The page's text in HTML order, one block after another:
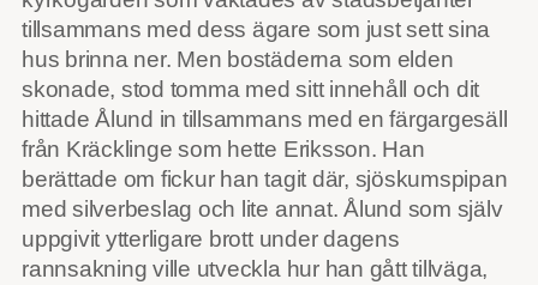
tillsammans med dess ägare som just sett sina
hus brinna ner. Men bostäderna som elden
skonade, stod tomma med sitt innehåll och dit
hittade Ålund in tillsammans med en färgargesäll
från Kräcklinge som hette Eriksson. Han
berättade om fickur han tagit där, sjöskumspipan
med silverbeslag och lite annat. Ålund som själv
uppgivit ytterligare brott under dagens
rannsakning ville utveckla hur han gått tillväga,